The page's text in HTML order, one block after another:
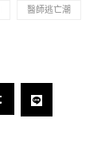
醫師逃亡潮